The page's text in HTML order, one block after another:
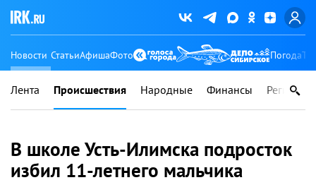
Новости СтатьиАфишаФото Погода
Лента Происшествия Народные Финансы Регионы
В школе Усть-Илимска подросток
избил 11-летнего мальчика